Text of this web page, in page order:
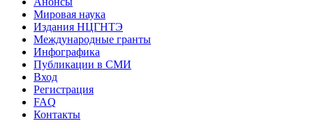
Мировая наука
Издания НЦГНТЭ
Международные гранты
Инфографика
Публикации в СМИ
Вход
Регистрация
FAQ
Контакты